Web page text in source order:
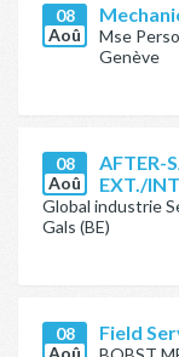
08
Aoû
Mse
Genève
08
Aoû
AFTER-
EXT./
Global industrie
Gals (BE)
08
Aoû
Field